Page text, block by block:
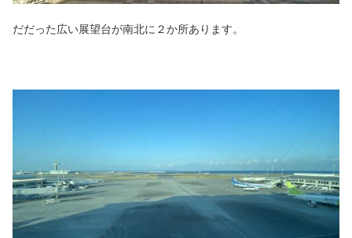
だだった広い展望台が南北に２か所あります。